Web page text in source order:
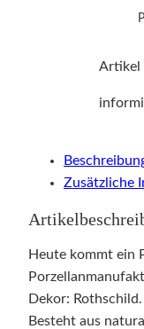
Artikel
Zusätzliche
Heute kommt ein
Dekor: Rothschild.
Besteht aus